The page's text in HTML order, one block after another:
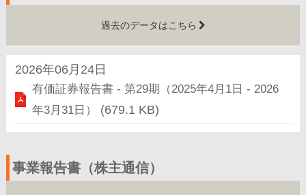
過去のデータはこちら
2026年06月24日
有価証券報告書 ‐ 第29期（2025年4月1日 ‐ 2026
年3月31日） (679.1 KB)
事業報告書（株主通信）